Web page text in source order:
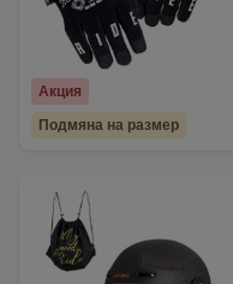
Акция
Подмяна на размер